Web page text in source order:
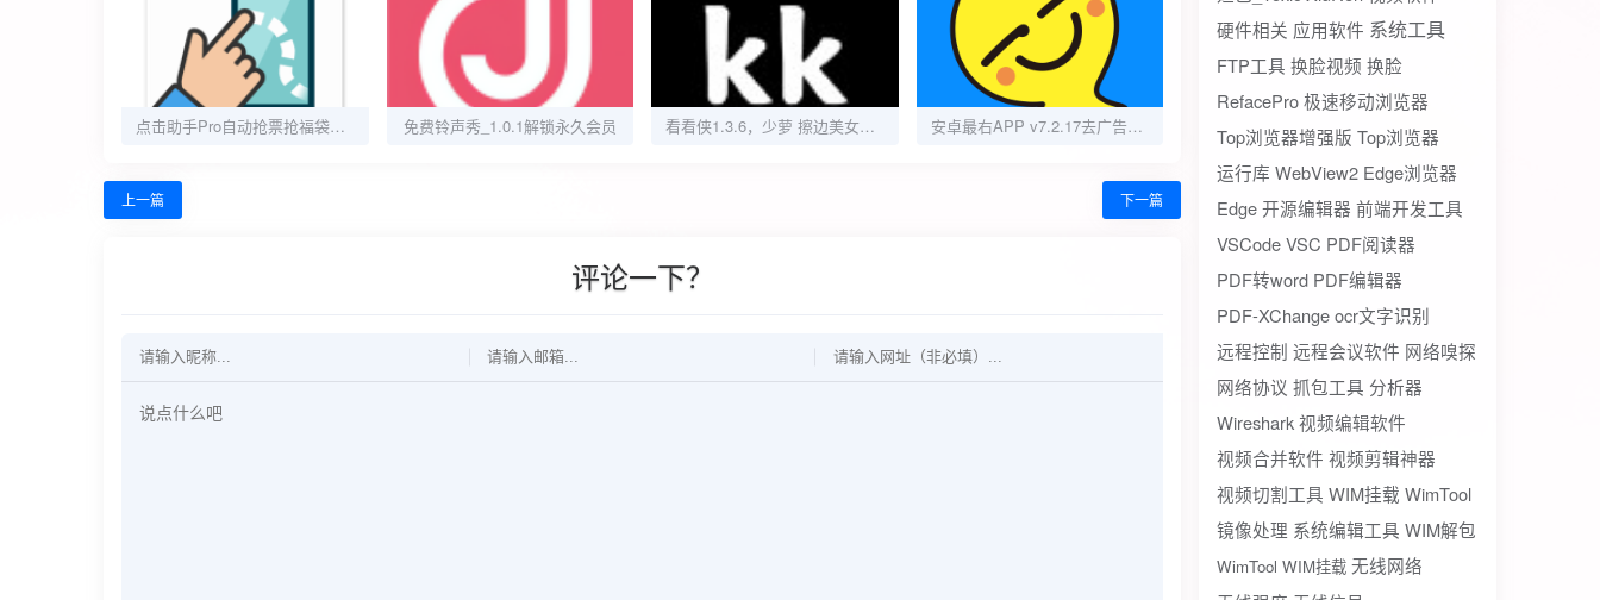
点击助手Pro自动抢票抢福袋游戏挂机抢单神器 免费铃声秀_1.0.1解锁永久会员 看看侠1.3.6，少萝 擦边美女视频，好汁源！ 安卓最右APP v7.2.17去广告绿化版
上一篇 下一篇
评论一下？
硬件相关 应用软件 系统工具
FTP工具 换脸视频 换脸
RefacePro极速移动浏览器
Top浏览器增强版 Top浏览器
运行库 WebView2 Edge浏览器
Edge开源编辑器 前端开发工具
VSCodeVSC PDF阅读器
PDF转word PDF编辑器
PDF-XChangeocr文字识别
远程控制 远程会议软件 网络嗅探
网络协议 抓包工具 分析器
Wireshark视频编辑软件
视频合并软件 视频剪辑神器
视频切割工具 WIM挂载 WimTool
镜像处理 系统编辑工具 WIM解包
WimTool WIM挂载 无线网络